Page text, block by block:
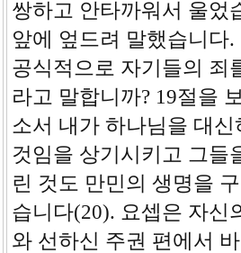
쌍하고 안타까워서 울었
앞에 엎드려 말했습니다
공식적으로 자기들의 죄
라고 말합니까? 19절을
소서 내가 하나님을 대
것임을 상기시키고 그들
린 것도 만민의 생명을
습니다(20). 요셉은 자신
와 선하신 주권 편에서